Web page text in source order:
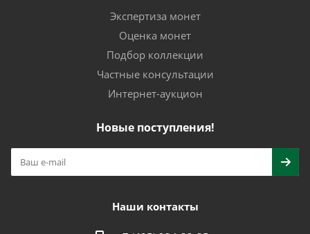
Экспертиза монет
Оценка монет
Подбор коллекции
Частные консультации
Интернет-аукцион
Новые поступления!
Наши контакты